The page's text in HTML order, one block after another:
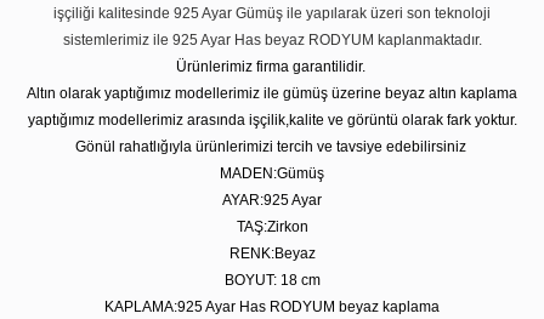
işçiliği kalitesinde 925 Ayar Gümüş ile yapılarak üzeri son teknoloji
sistemlerimiz ile 925 Ayar Has beyaz RODYUM kaplanmaktadır.
Ürünlerimiz firma garantilidir.
Altın olarak yaptığımız modellerimiz ile gümüş üzerine beyaz altın kaplama
yaptığımız modellerimiz arasında işçilik,kalite ve görüntü olarak fark yoktur.
Gönül rahatlığıyla ürünlerimizi tercih ve tavsiye edebilirsiniz
MADEN:Gümüş
AYAR:925 Ayar
TAŞ:Zirkon
RENK:Beyaz
BOYUT: 18 cm
KAPLAMA:925 Ayar Has RODYUM beyaz kaplama